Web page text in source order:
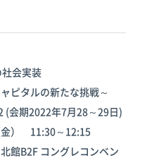
会実装
ピタルの新たな挑戦～
(会期2022年7月28～29日)
金） 11:30～12:15
館B2F コングレコンベン